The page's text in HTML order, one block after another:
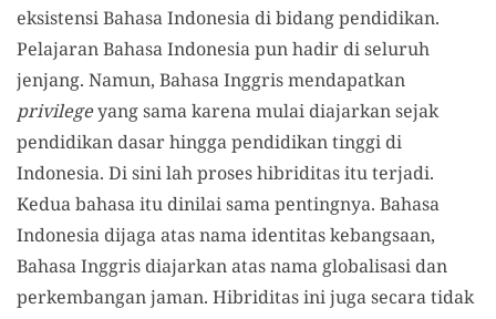
eksistensi Bahasa Indonesia di bidang pendidikan.
Pelajaran Bahasa Indonesia pun hadir di seluruh
jenjang. Namun, Bahasa Inggris mendapatkan
privilegeyang sama karena mulai diajarkan sejak
pendidikan dasar hingga pendidikan tinggi di
Indonesia. Di sini lah proses hibriditas itu terjadi.
Kedua bahasa itu dinilai sama pentingnya. Bahasa
Indonesia dijaga atas nama identitas kebangsaan,
Bahasa Inggris diajarkan atas nama globalisasi dan
perkembangan jaman. Hibriditas ini juga secara tidak